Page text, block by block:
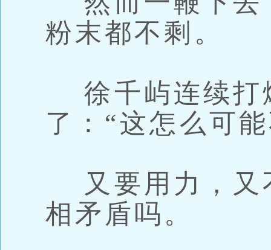
粉末都不剩。
徐千屿连续打
了：“这怎么可
又要用力，又
相矛盾吗。